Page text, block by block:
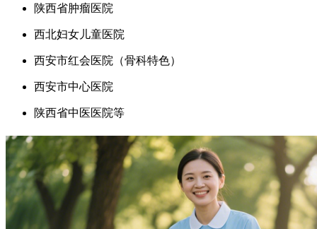
陕西省肿瘤医院
西北妇女儿童医院
西安市红会医院（骨科特色）
西安市中心医院
陕西省中医医院等